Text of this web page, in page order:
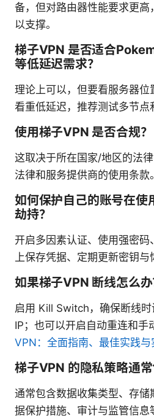
备，但对路由器性能要求更高
以支撑。
梯子VPN 是否适合
等低延迟需求？
理论上可以，但要看服务器位
看重低延迟，推荐测试多节点
使用梯子VPN 是否合规？
这取决于所在国家/地区的法
法律和服务提供商的使用条款。
如何保护自己的账号在使
劫持？
开启多因素认证、使用强密
上保存凭据、定期更新密钥与
如果梯子VPN 断线怎么办
启用 Kill Switch，确保断线
IP；也可以开启自动重连和手
VPN：全面指南、最佳实践与
梯子VPN 的隐私策略通常
通常包含数据收集类型、存
据保护措施、审计与监管信息